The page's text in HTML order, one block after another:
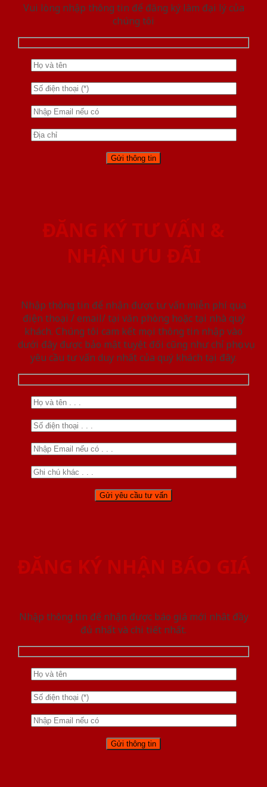
Vui lòng nhập thông tin để đăng ký làm đại lý của
chúng tôi
ĐĂNG KÝ TƯ VẤN &
NHẬN ƯU ĐÃI
Nhập thông tin để nhận được tư vấn miễn phí qua
điện thoại / email/ tại văn phòng hoặc tại nhà quý
khách. Chúng tôi cam kết mọi thông tin nhập vào
dưới đây được bảo mật tuyệt đối cũng như chỉ phục vụ
yêu cầu tư vấn duy nhất của quý khách tại đây.
ĐĂNG KÝ NHẬN BÁO GIÁ
Nhập thông tin để nhận được báo giá mới nhât đầy
đủ nhất và chi tiết nhất.